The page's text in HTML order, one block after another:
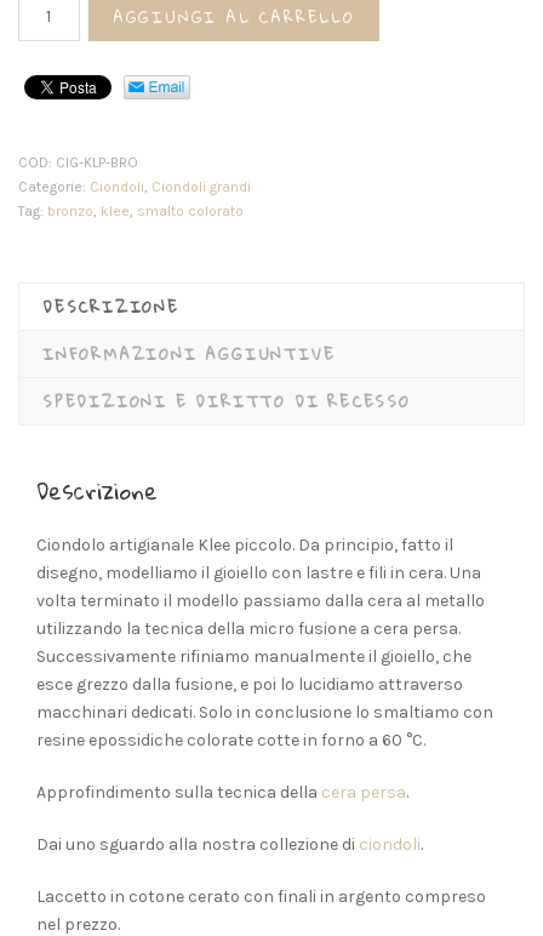
quantità
AGGIUNGI AL CARRELLO
COD: CIG-KLP-BRO
Categorie: Ciondoli Ciondoli grandi
Tag: bronzo klee smalto colorato
DESCRIZIONE
INFORMAZIONI AGGIUNTIVE
SPEDIZIONI E DIRITTO DI RECESSO
Descrizione
Ciondolo artigianale Klee piccolo. Da principio, fatto il
disegno, modelliamo il gioiello con lastre e fili in cera. Una
volta terminato il modello passiamo dalla cera al metallo
utilizzando la tecnica della micro fusione a cera persa.
Successivamente rifiniamo manualmente il gioiello, che
esce grezzo dalla fusione, e poi lo lucidiamo attraverso
macchinari dedicati. Solo in conclusione lo smaltiamo con
resine epossidiche colorate cotte in forno a 60 °C.
Approfindimento sulla tecnica della cera persa.
Dai uno sguardo alla nostra collezione di ciondoli.
Laccetto in cotone cerato con finali in argento compreso
nel prezzo.